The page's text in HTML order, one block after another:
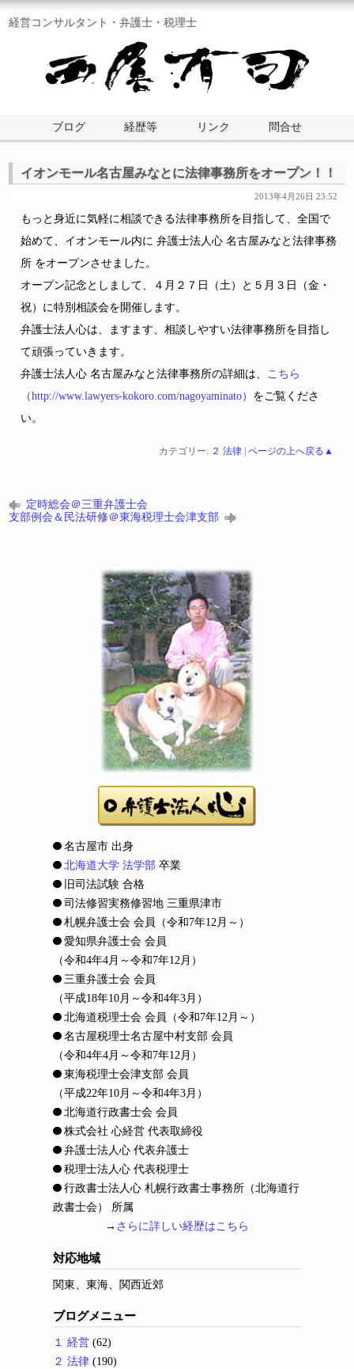
経営コンサルタント・弁護士・税理士
ブログ 経歴等 リンク 問合せ
イオンモール名古屋みなとに法律事務所をオープン！！
2013年4月26日 23:52
もっと身近に気軽に相談できる法律事務所を目指して、全国で
始めて、イオンモール内に 弁護士法人心 名古屋みなと法律事務
所 をオープンさせました。
オープン記念としまして、４月２７日（土）と５月３日（金・
祝）に特別相談会を開催します。
弁護士法人心は、ますます、相談しやすい法律事務所を目指し
て頑張っていきます。
弁護士法人心 名古屋みなと法律事務所の詳細は、
こちら
（http://www.lawyers-kokoro.com/nagoyaminato） をご覧くださ
い。
カテゴリー: ２ 法律| ページの上へ戻る▲
定時総会＠三重弁護士会
支部例会＆民法研修＠東海税理士会津支部
名古屋市 出身
北海道大学 法学部 卒業
旧司法試験 合格
司法修習実務修習地 三重県津市
札幌弁護士会 会員
（令和7年12月～）
愛知県弁護士会 会員
（令和4年4月～令和7年12月）
三重弁護士会 会員
（平成18年10月～令和4年3月）
北海道税理士会 会員
（令和7年12月～）
名古屋税理士名古屋中村支部 会員
（令和4年4月～令和7年12月）
東海税理士会津支部 会員
（平成22年10月～令和4年3月）
北海道行政書士会 会員
株式会社 心経営 代表取締役
弁護士法人心 代表弁護士
税理士法人心 代表税理士
行政書士法人心 札幌行政書士事務所（北海道行
政書士会） 所属
→ さらに詳しい経歴はこちら
対応地域
関東、東海、関西近郊
ブログメニュー
１ 経営 (62)
２ 法律 (190)